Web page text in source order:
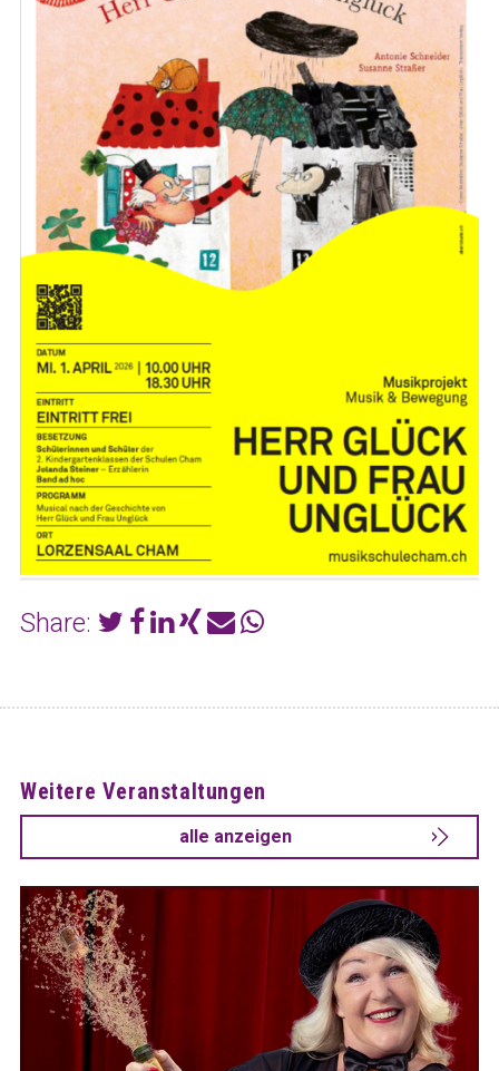
Share:
Weitere Veranstaltungen
alle anzeigen